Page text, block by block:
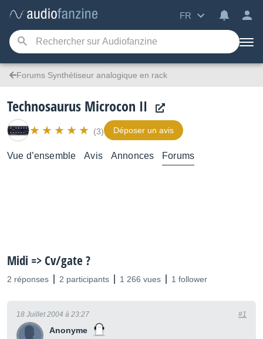
FR
Forums Synthétiseur analogique en rack
Technosaurus Microcon II
(3) Déposer un avis
Vue d’ensemble Avis Annonces Forums
Midi => Cv/gate ?
2 réponses 2 participants 1 266 vues 1 follower
Anonyme
18 Juillet 2004 à 23:27 #1